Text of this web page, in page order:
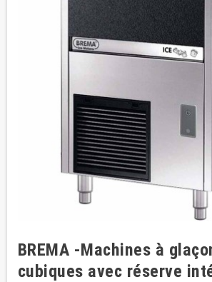
BREMA -Machines à
cubiques avec réserve